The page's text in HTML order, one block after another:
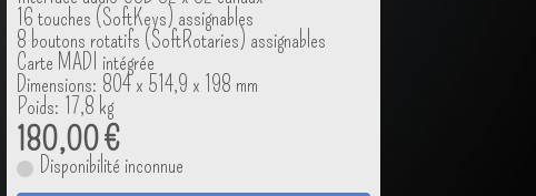
16 touches (SoftKeys) assignables
8 boutons rotatifs (SoftRotaries) assignables
Carte MADI intégrée
Dimensions: 804 x 514,9 x 198 mm
Poids: 17,8 kg
180,00 €
Disponibilité inconnue